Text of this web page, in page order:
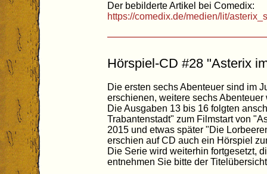
Der bebilderte Artikel bei Comedix:
https://comedix.de/medien/lit/
Hörspiel-CD #28 "Asterix
Die ersten sechs Abenteuer sind im
erschienen, weitere sechs
Die Ausgaben 13 bis 16 folgten
Trabantenstadt" zum Filmstart von
2015 und etwas später "Die
erschien auf CD auch ein Hörspiel
Die Serie wird weiterhin fortgesetzt,
entnehmen Sie bitte der